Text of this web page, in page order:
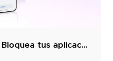
¡Privacidad esencial! Bloquea tus aplicaciones en 3 segundos